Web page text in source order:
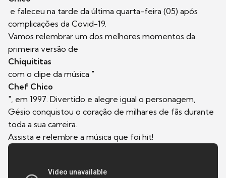
e faleceu na tarde da última quarta-feira (05) após
complicações da Covid-19.
Vamos relembrar um dos melhores momentos da
primeira versão de
Chiquititas
com o clipe da música "
Chef Chico
", em 1997. Divertido e alegre igual o personagem,
Gésio conquistou o coração de milhares de fãs durante
toda a sua carreira.
Assista e relembre a música que foi hit!